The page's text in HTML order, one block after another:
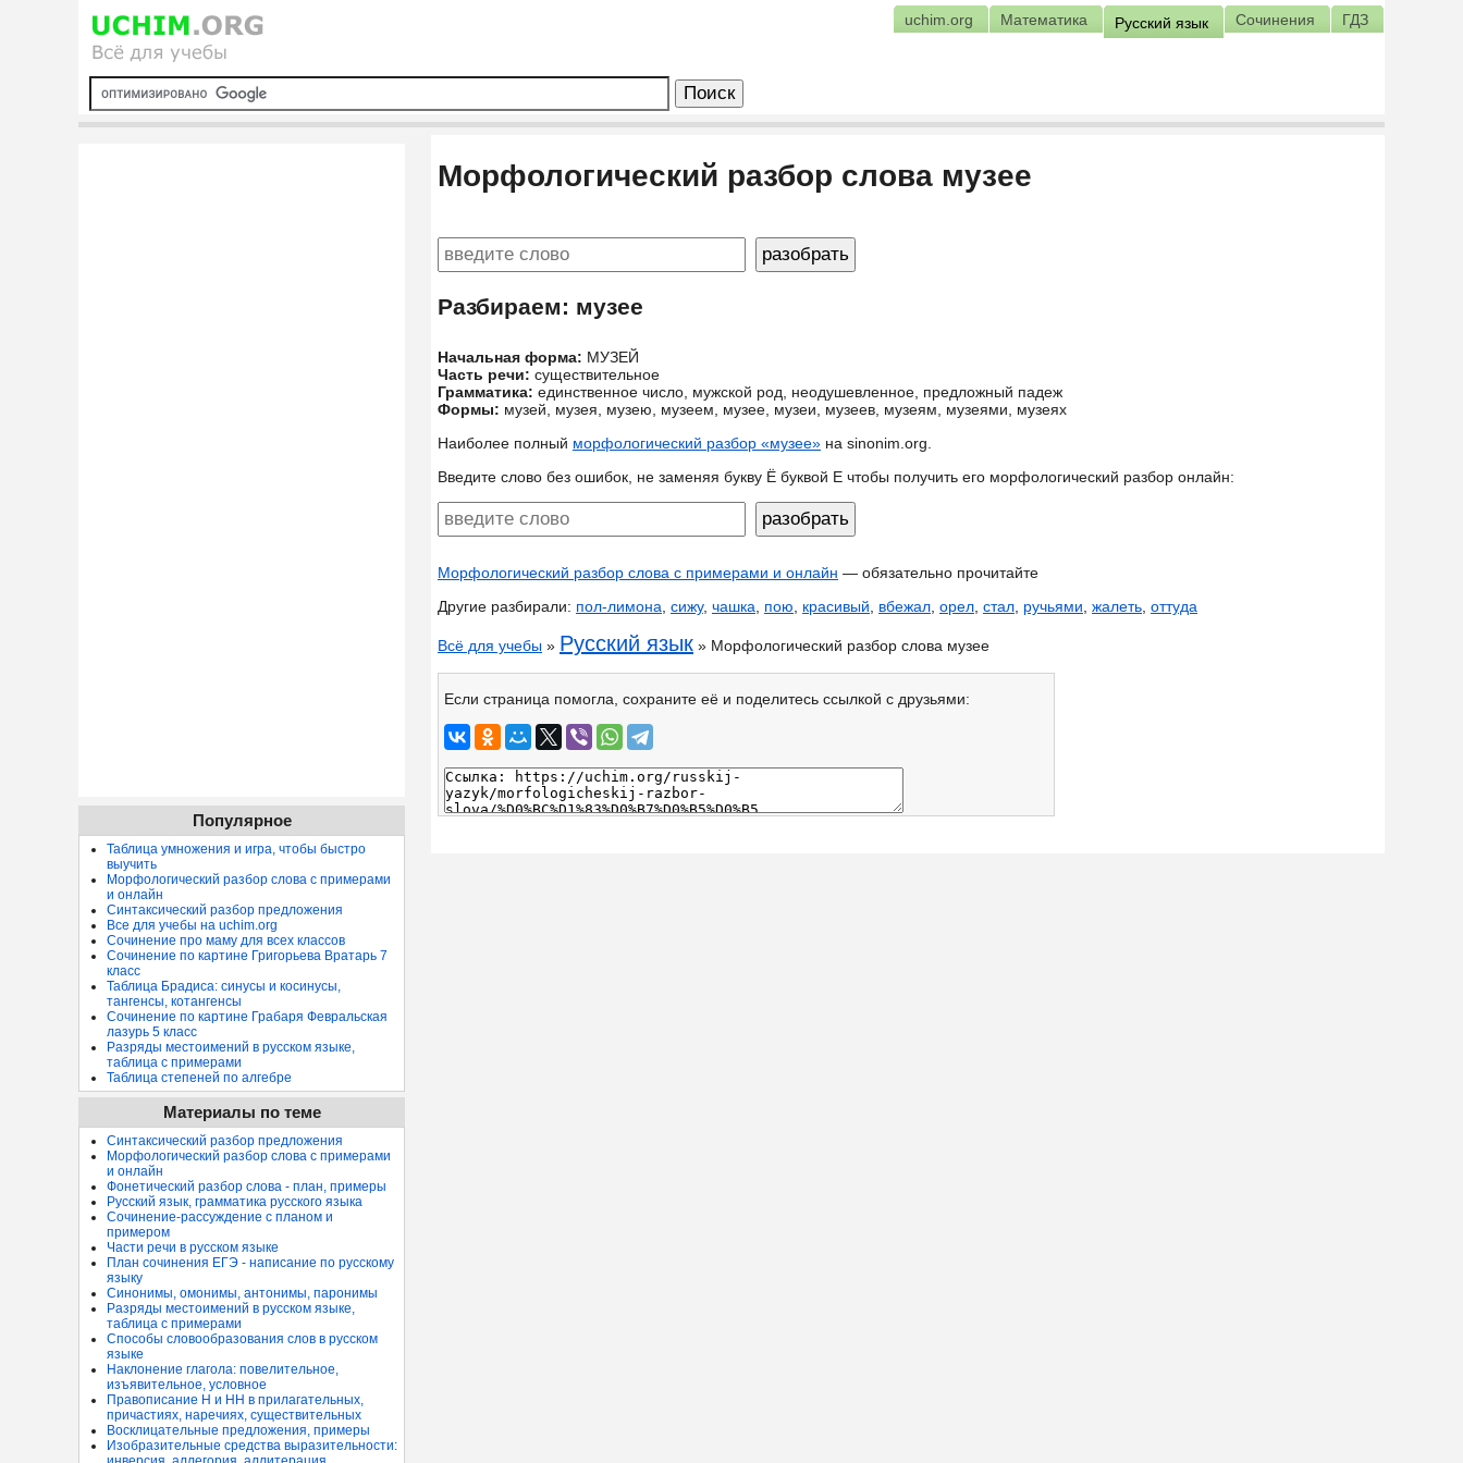
uchim.org Математика Русский язык Сочинения ГДЗ
Морфологический разбор слова музее
Разбираем: музее
Начальная форма: МУЗЕЙ
Часть речи: существительное
Грамматика: единственное число, мужской род, неодушевленное, предложный падеж
Формы: музей, музея, музею, музеем, музее, музеи, музеев, музеям, музеями, музеях
Наиболее полный морфологический разбор «музее» на sinonim.org.
Введите слово без ошибок, не заменяя букву Ё буквой Е чтобы получить его морфологический разбор онлайн:
Морфологический разбор слова с примерами и онлайн — обязательно прочитайте
Другие разбирали: пол-лимона сижу, чашка пою красивый вбежал орел стал ручьями жалеть оттуда
Всё для учебы » Русский язык » Морфологический разбор слова музее
Если страница помогла, сохраните её и поделитесь ссылкой с друзьями:
Популярное
Таблица умножения и игра, чтобы быстро
выучить
Морфологический разбор слова с примерами
и онлайн
Синтаксический разбор предложения
Все для учебы на uchim.org
Сочинение про маму для всех классов
Сочинение по картине Григорьева Вратарь 7
класс
Таблица Брадиса: синусы и косинусы,
тангенсы, котангенсы
Сочинение по картине Грабаря Февральская
лазурь 5 класс
Разряды местоимений в русском языке,
таблица с примерами
Таблица степеней по алгебре
Материалы по теме
Синтаксический разбор предложения
Морфологический разбор слова с примерами
и онлайн
Фонетический разбор слова - план, примеры
Русский язык, грамматика русского языка
Сочинение-рассуждение с планом и
примером
Части речи в русском языке
План сочинения ЕГЭ - написание по русскому
языку
Синонимы, омонимы, антонимы, паронимы
Разряды местоимений в русском языке,
таблица с примерами
Способы словообразования слов в русском
языке
Наклонение глагола: повелительное,
изъявительное, условное
Правописание Н и НН в прилагательных,
причастиях, наречиях, существительных
Восклицательные предложения, примеры
Изобразительные средства выразительности: